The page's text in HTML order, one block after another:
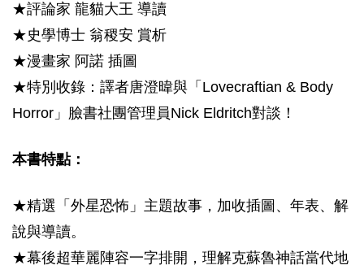
★評論家 龍貓大王 導讀
★史學博士 翁稷安 賞析
★漫畫家 阿諾 插圖
★特別收錄：譯者唐澄暐與「Lovecraftian & Body
Horror」臉書社團管理員Nick Eldritch對談！
本書特點：
★精選「外星恐怖」主題故事，加收插圖、年表、解
說與導讀。
★幕後超華麗陣容一字排開，理解克蘇魯神話當代地